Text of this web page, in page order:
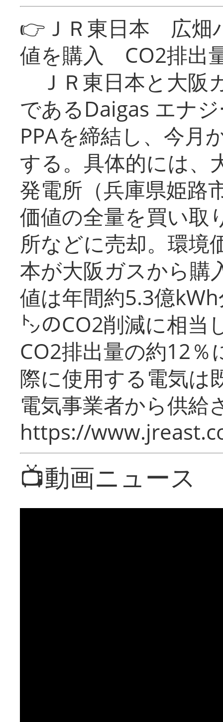
👉ＪＲ東日本 広畑
値を購入 CO2排出
ＪＲ東日本と大阪
であるDaigas エナ
PPAを締結し、今月
する。具体的には、
発電所（兵庫県姫路
価値の全量を買い取
所などに売却。環境
本が大阪ガスから購
値は年間約5.3億
㌧のCO2削減に相当
CO2排出量の約12％
際に使用する電気は
電気事業者から供給
https://
📺動画ニュース